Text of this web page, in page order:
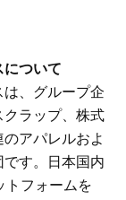
について
、グループ企
ラップ、株式
アパレルおよ
す。日本国内
トフォームを